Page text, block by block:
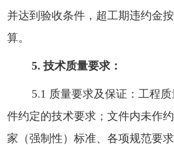
并达到验收条件，超工期违约金按
算。
5.技术质量要求：
5.1 质量要求及保证 ： 工程
件约定的技术要求 ；文件内未作
家（强制性）标准、各项规范要求